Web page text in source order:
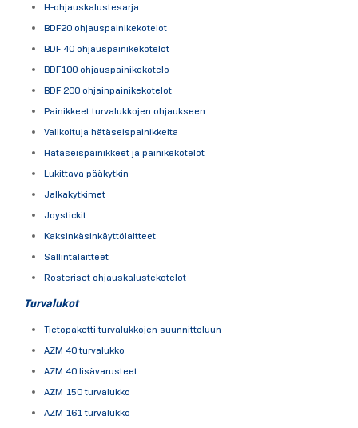
H-ohjauskalustesarja
BDF20 ohjauspainikekotelot
BDF 40 ohjauspainikekotelot
BDF100 ohjauspainikekotelo
BDF 200 ohjainpainikekotelot
Painikkeet turvalukkojen ohjaukseen
Valikoituja hätäseispainikkeita
Hätäseispainikkeet ja painikekotelot
Lukittava pääkytkin
Jalkakytkimet
Joystickit
Kaksinkäsinkäyttölaitteet
Sallintalaitteet
Rosteriset ohjauskalustekotelot
Turvalukot
Tietopaketti turvalukkojen suunnitteluun
AZM 40 turvalukko
AZM 40 lisävarusteet
AZM 150 turvalukko
AZM 161 turvalukko